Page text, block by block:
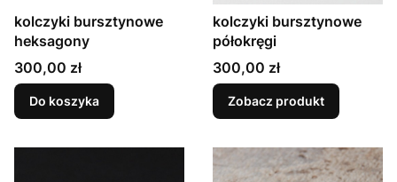
kolczyki bursztynowe
heksagony
Cena
300,00 zł
Do koszyka
kolczyki bursztynowe
półokręgi
Cena
300,00 zł
Zobacz produkt